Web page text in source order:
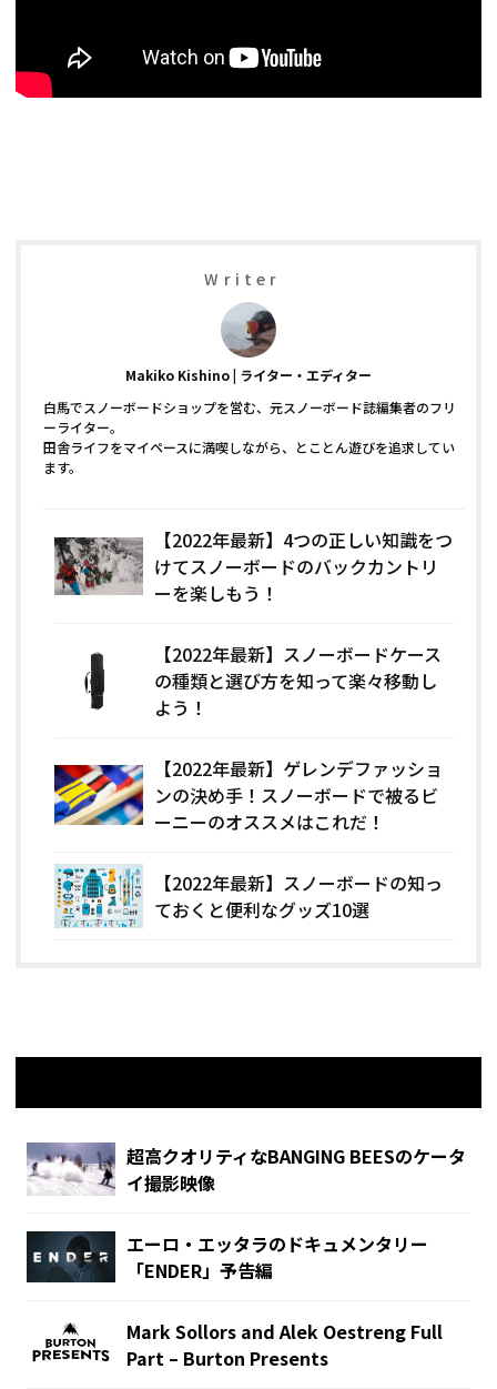
Writer
Makiko Kishino ライター・エディター
白馬でスノーボードショップを営む、元スノーボード誌編集者のフリ
ーライター。
田舎ライフをマイペースに満喫しながら、とことん遊びを追求してい
ます。
【2022年最新】4つの正しい知識をつ
けてスノーボードのバックカントリ
ーを楽しもう！
【2022年最新】スノーボードケース
の種類と選び方を知って楽々移動し
よう！
【2022年最新】ゲレンデファッショ
ンの決め手！スノーボードで被るビ
ーニーのオススメはこれだ！
【2022年最新】スノーボードの知っ
ておくと便利なグッズ10選
超高クオリティなBANGING BEESのケータ
イ撮影映像
エーロ・エッタラのドキュメンタリー
「ENDER」予告編
Mark Sollors and Alek Oestreng Full
Part – Burton Presents